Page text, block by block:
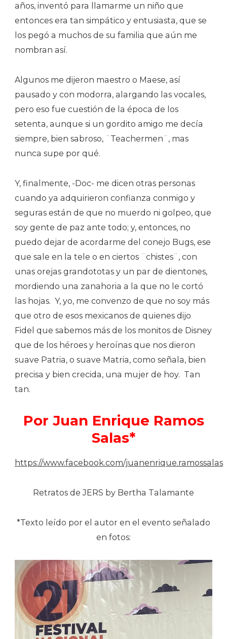
años, inventó para llamarme un niño que
entonces era tan simpático y entusiasta, que se
los pegó a muchos de su familia que aún me
nombran así.
Algunos me dijeron maestro o Maese, así
pausado y con modorra, alargando las vocales,
pero eso fue cuestión de la época de los
setenta, aunque si un gordito amigo me decía
siempre, bien sabroso, ¨Teachermen¨, mas
nunca supe por qué.
Y, finalmente, -Doc- me dicen otras personas
cuando ya adquirieron confianza conmigo y
seguras están de que no muerdo ni golpeo, que
soy gente de paz ante todo; y, entonces, no
puedo dejar de acordarme del conejo Bugs, ese
que sale en la tele o en ciertos ¨chistes¨, con
unas orejas grandototas y un par de dientones,
mordiendo una zanahoria a la que no le cortó
las hojas. Y, yo, me convenzo de que no soy más
que otro de esos mexicanos de quienes dijo
Fidel que sabemos más de los monitos de Disney
que de los héroes y heroínas que nos dieron
suave Patria, o suave Matria, como señala, bien
precisa y bien crecida, una mujer de hoy. Tan
tan.
Por Juan Enrique Ramos
Salas*
https://www.facebook.com/juanenrique.ramossalas
Retratos de JERS by Bertha Talamante
*Texto leído por el autor en el evento señalado
en fotos: